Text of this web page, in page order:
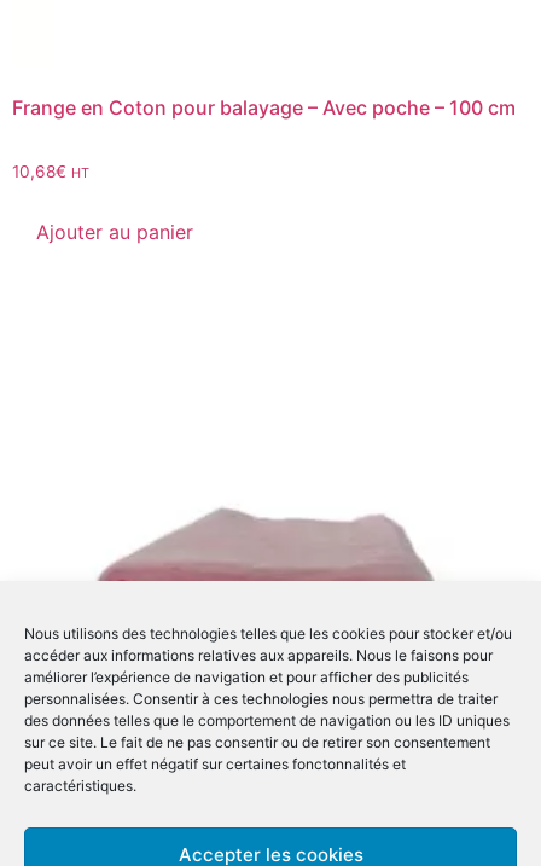
Nous utilisons des technologies telles que les cookies pour stocker et/ou
accéder aux informations relatives aux appareils. Nous le faisons pour
améliorer l’expérience de navigation et pour afficher des publicités
personnalisées. Consentir à ces technologies nous permettra de traiter
des données telles que le comportement de navigation ou les ID uniques
sur ce site. Le fait de ne pas consentir ou de retirer son consentement
peut avoir un effet négatif sur certaines fonctonnalités et
caractéristiques.
Accepter les cookies
Frange en Coton pour balayage – Avec poche – 100 cm
10,68€ HT
Ajouter au panier
Lot de Gaze Dépoussiérante – Paquet de 50 pièces